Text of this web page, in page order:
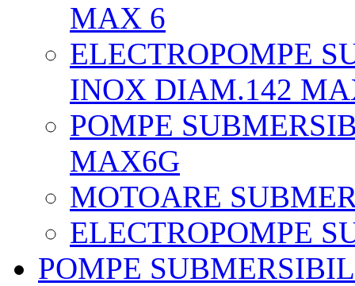
MAX 6
ELECTROPOMPE
INOX DIAM.142
POMPE
MAX6G
MOTOARE
ELECTROPOMPE
POMPE